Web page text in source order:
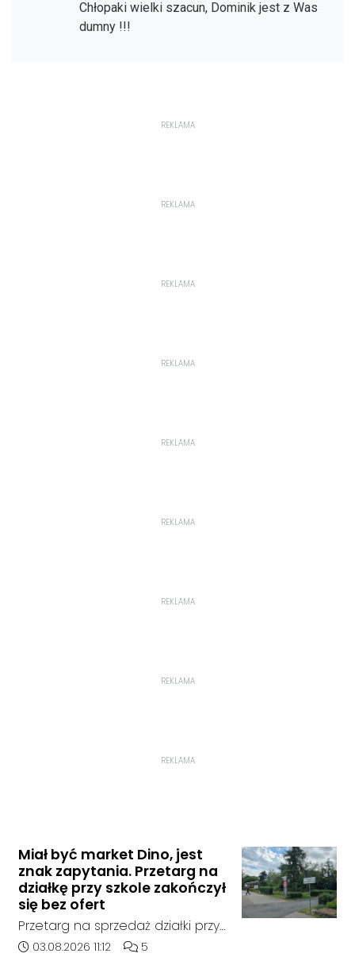
Chłopaki wielki szacun, Dominik jest z Was
dumny !!!
REKLAMA
REKLAMA
REKLAMA
REKLAMA
REKLAMA
REKLAMA
REKLAMA
REKLAMA
REKLAMA
Miał być market Dino, jest
znak zapytania. Przetarg na
działkę przy szkole zakończył
się bez ofert
Przetarg na sprzedaż działki przy
Zespole Szkół Technicznych i
Data dodania artykułu:
03.08.2026 11:12 Liczba komentarzy artykułu:
5